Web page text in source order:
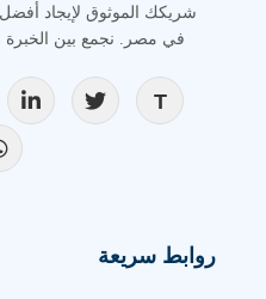
شريكك الموثوق لإيجاد
في مصر. نجمع بين الخبرة
روابط سريعة